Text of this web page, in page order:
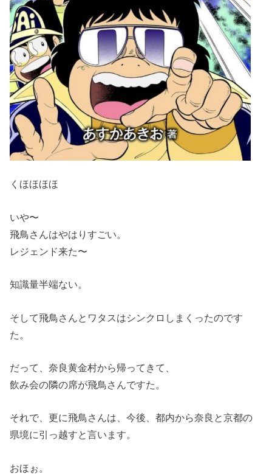
くほほほほ
いや〜
飛鳥さんはやはりすごい。
レジェンド来た〜
知識量半端ない。
そして飛鳥さんとワタスはシンクロしまくったのです
た。
だって、奈良黄金村から帰ってきて、
飲み会の隣の席が飛鳥さんですた。
それで、更に飛鳥さんは、今後、都内から奈良と京都の
県境に引っ越すと言います。
おほぉ。